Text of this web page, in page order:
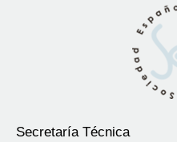
Secretaría Técnica